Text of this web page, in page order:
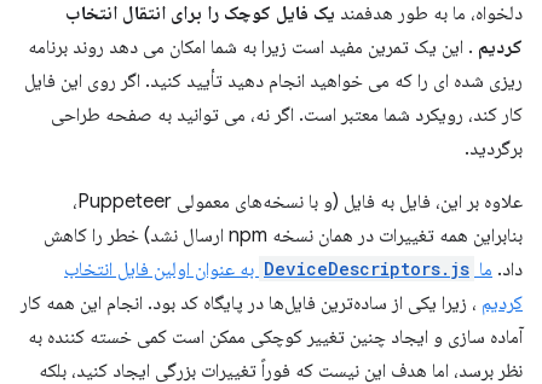
دلخواه، ما به طور هدفمند یک فایل کوچک را برای انتقال انتخاب
کردیم . این یک تمرین مفید است زیرا به شما امکان می دهد روند برنامه
ریزی شده ای را که می خواهید انجام دهید تأیید کنید. اگر روی این فایل
کار کند، رویکرد شما معتبر است. اگر نه، می توانید به صفحه طراحی
برگردید.
علاوه بر این، فایل به فایل (و با نسخه‌های معمولی Puppeteer،
بنابراین همه تغییرات در همان نسخه npm ارسال نشد) خطر را کاهش
داد. ما DeviceDescriptors.js به عنوان اولین فایل انتخاب
کردیم ، زیرا یکی از ساده‌ترین فایل‌ها در پایگاه کد بود. انجام این همه کار
آماده سازی و ایجاد چنین تغییر کوچکی ممکن است کمی خسته کننده به
نظر برسد، اما هدف این نیست که فوراً تغییرات بزرگی ایجاد کنید، بلکه